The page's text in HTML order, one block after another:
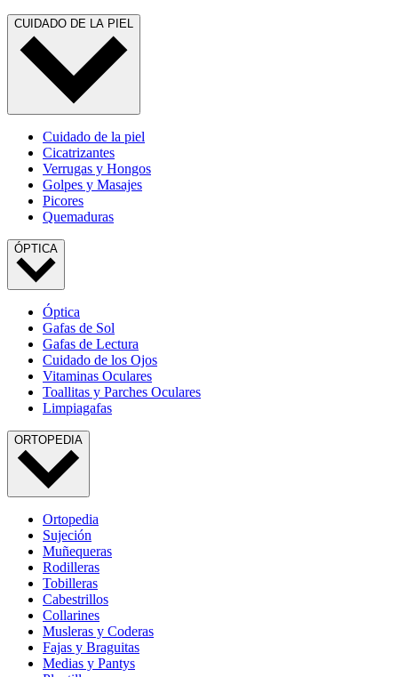
CUIDADO DE LA PIEL
Cuidado de la piel
Cicatrizantes
Verrugas y Hongos
Golpes y Masajes
Picores
Quemaduras
ÓPTICA
Óptica
Gafas de Sol
Gafas de Lectura
Cuidado de los Ojos
Vitaminas Oculares
Toallitas y Parches Oculares
Limpiagafas
ORTOPEDIA
Ortopedia
Sujeción
Muñequeras
Rodilleras
Tobilleras
Cabestrillos
Collarines
Musleras y Coderas
Fajas y Braguitas
Medias y Pantys